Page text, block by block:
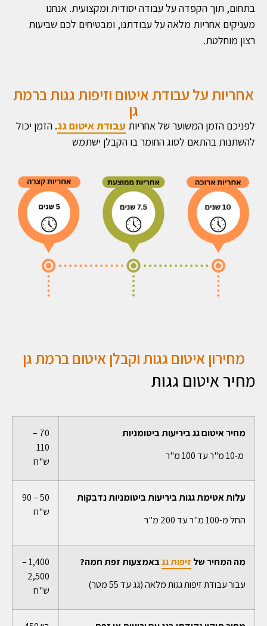
בתחום, תוך הקפדה על עבודה יסודית ומקצועית. אנחנו
מעניקים אחריות מלאה על עבודתנו, ומבטיחים לכם שביעות
רצון מוחלטת.
אחריות על עבודת איטום וזיפות גגות ברמת
גן
לפניכם הזמן המשוער של אחריות עבודת איטום גג. הזמן יכול
להשתנות בהתאם לסוג החומר בו הקבלן ישתמש
מחירון איטום גגות וקבלן איטום ברמת גן
מחיר איטום גגות
מחיר איטום גג ביריעות ביטומניות
מ-10 מ"ר עד 100 מ"ר
70 –
110
ש"ח
עלות אטימת גגות ביריעות ביטומניות נדבקות
החל מ-100 מ"ר עד 200 מ"ר
50 – 90
ש"ח
מה המחיר של זיפות גגבאמצעות זפת חמה?
עבור עבודת זיפות גגות מלאה (גג עד 55 מטר)
1,400 –
2,500
ש"ח